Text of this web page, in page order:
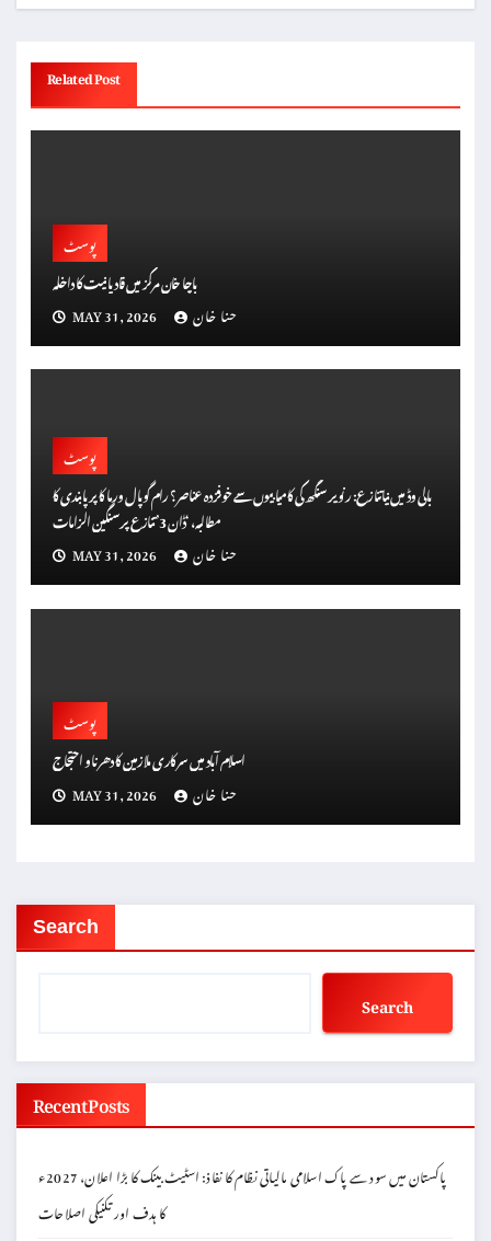
Related Post
پوسٹ
باچا خان مرکز میں قادیانیت کا داخلہ
MAY 31, 2026
حنا خان
پوسٹ
بالی وڈ میں نیا تنازع: رنویر سنگھ کی کامیابیوں سے خوفزدہ عناصر؟ رام گوپال ورما کا پر پابندی کا
مطالبہ، ‘ڈان 3’ تنازع پر سنگین الزامات
MAY 31, 2026
حنا خان
پوسٹ
اسلام آباد میں سرکاری ملازمین کا دھرنا و احتجاج
MAY 31, 2026
حنا خان
Search
Search
Recent Posts
پاکستان میں سود سے پاک اسلامی مالیاتی نظام کا نفاذ: اسٹیٹ بینک کا بڑا اعلان، 2027ء
کا ہدف اور تکنیکی اصلاحات